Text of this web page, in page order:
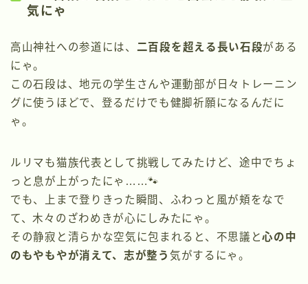
気にゃ
高山神社への参道には、 二百段を超える長い石段がある
にゃ。
この石段は、地元の学生さんや運動部が日々トレーニン
グに使うほどで、登るだけでも健脚祈願になるんだに
ゃ。
ルリマも猫族代表として挑戦してみたけど、途中でちょ
っと息が上がったにゃ……🐾
でも、上まで登りきった瞬間、ふわっと風が頬をなで
て、木々のざわめきが心にしみたにゃ。
その静寂と清らかな空気に包まれると、不思議と心の中
のもやもやが消えて、志が整う 気がするにゃ。